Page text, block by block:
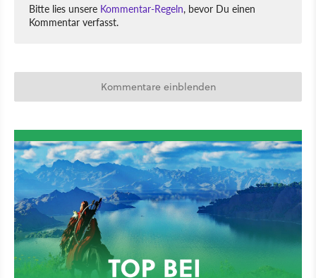
Bitte lies unsere Kommentar-Regeln, bevor Du einen
Kommentar verfasst.
Kommentare einblenden